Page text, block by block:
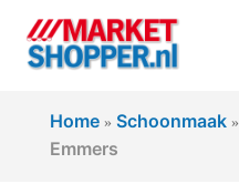
Home» Schoonmaak»
Emmers